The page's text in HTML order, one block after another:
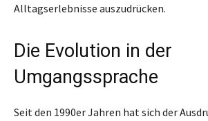
Alltagserlebnisse auszudrücken.
Die Evolution in der
Umgangssprache
Seit den 1990er Jahren hat sich der